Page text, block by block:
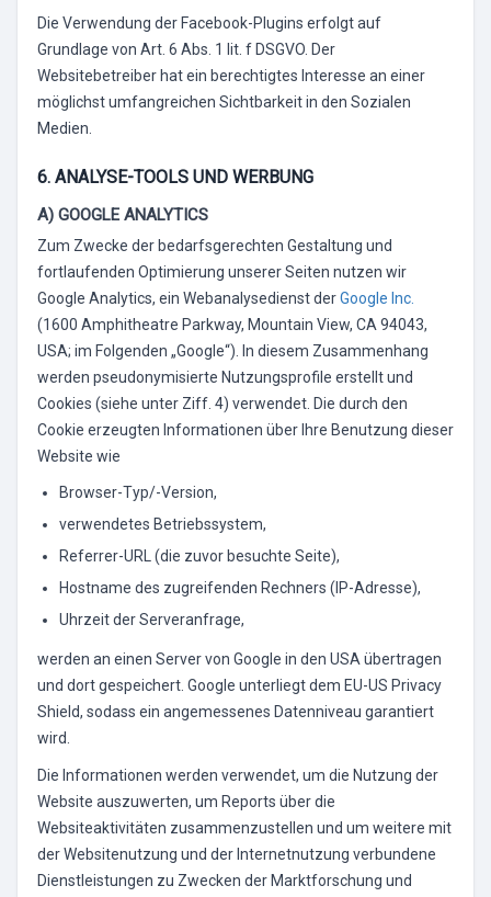
Die Verwendung der Facebook-Plugins erfolgt auf
Grundlage von Art. 6 Abs. 1 lit. f DSGVO. Der
Websitebetreiber hat ein berechtigtes Interesse an einer
möglichst umfangreichen Sichtbarkeit in den Sozialen
Medien.
6. ANALYSE-TOOLS UND WERBUNG
A) GOOGLE ANALYTICS
Zum Zwecke der bedarfsgerechten Gestaltung und
fortlaufenden Optimierung unserer Seiten nutzen wir
Google Analytics, ein Webanalysedienst derGoogle Inc.
(1600 Amphitheatre Parkway, Mountain View, CA 94043,
USA; im Folgenden „Google“). In diesem Zusammenhang
werden pseudonymisierte Nutzungsprofile erstellt und
Cookies (siehe unter Ziff. 4) verwendet. Die durch den
Cookie erzeugten Informationen über Ihre Benutzung dieser
Website wie
Browser-Typ/-Version,
verwendetes Betriebssystem,
Referrer-URL (die zuvor besuchte Seite),
Hostname des zugreifenden Rechners (IP-Adresse),
Uhrzeit der Serveranfrage,
werden an einen Server von Google in den USA übertragen
und dort gespeichert. Google unterliegt dem EU-US Privacy
Shield, sodass ein angemessenes Datenniveau garantiert
wird.
Die Informationen werden verwendet, um die Nutzung der
Website auszuwerten, um Reports über die
Websiteaktivitäten zusammenzustellen und um weitere mit
der Websitenutzung und der Internetnutzung verbundene
Dienstleistungen zu Zwecken der Marktforschung und